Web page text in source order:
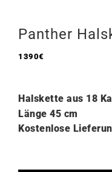
Panther
1390€
Halskette aus 18
Länge 45 cm
Kostenlose